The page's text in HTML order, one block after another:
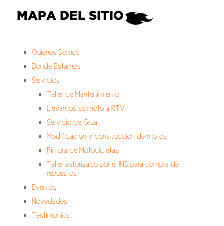
MAPA DEL SITIO
Quiénes Somos
Dónde Estamos
Servicios
Taller de Mantenimiento
Llevamos su moto a RTV
Servicio de Grúa
Modificación y construcción de motos
Pintura de Motocicletas
Taller autorizado por el INS para compra de
repuestos
Eventos
Novedades
Testimonios